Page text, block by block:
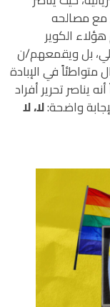
مع مصالحه
الكوير
بل ويقمعهم/ن
في الإبادة
يناصر تحرير أفراد
واضحة:لا، لا